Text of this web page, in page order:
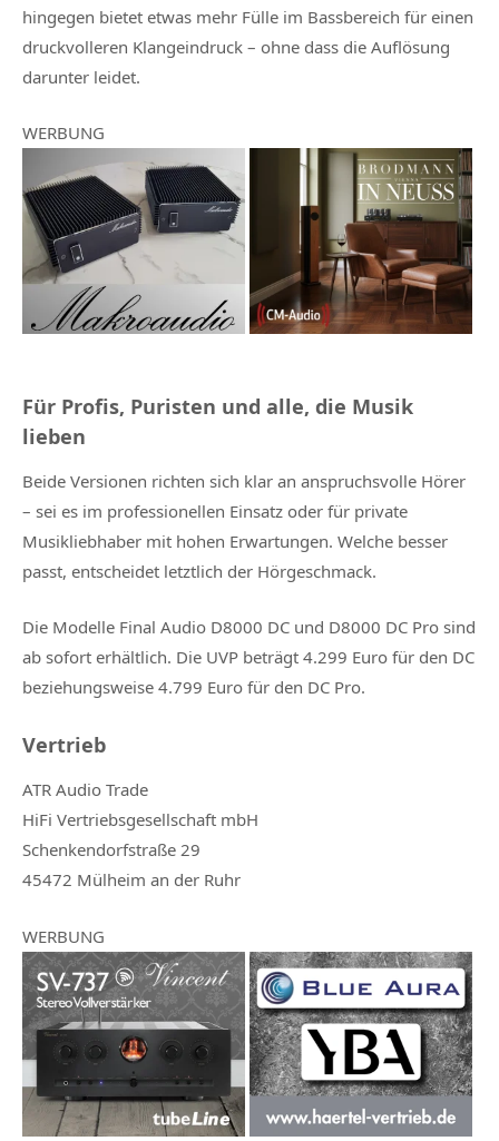
hingegen bietet etwas mehr Fülle im Bassbereich für einen
druckvolleren Klangeindruck – ohne dass die Auflösung
darunter leidet.
WERBUNG
Für Profis, Puristen und alle, die Musik
lieben
Beide Versionen richten sich klar an anspruchsvolle Hörer
– sei es im professionellen Einsatz oder für private
Musikliebhaber mit hohen Erwartungen. Welche besser
passt, entscheidet letztlich der Hörgeschmack.
Die Modelle Final Audio D8000 DC und D8000 DC Pro sind
ab sofort erhältlich. Die UVP beträgt 4.299 Euro für den DC
beziehungsweise 4.799 Euro für den DC Pro.
Vertrieb
ATR Audio Trade
HiFi Vertriebsgesellschaft mbH
Schenkendorfstraße 29
45472 Mülheim an der Ruhr
WERBUNG